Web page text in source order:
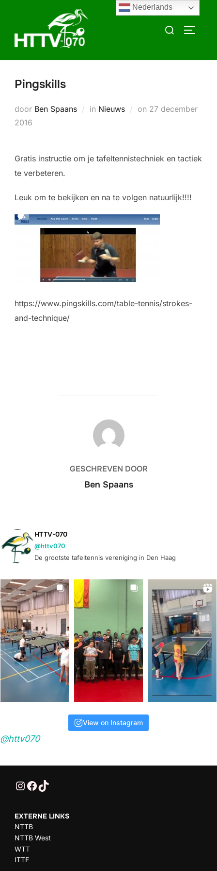
inhoud
Zoek
Pingskills
door Ben Spaans in Nieuws on Geplaatst
27 december
2016
Gratis instructie om je tafeltennistechniek en tactiek
te verbeteren.
Leuk om te bekijken en na te volgen natuurlijk!!!!
https://www.pingskills.com/table-tennis/strokes-
and-technique/
BERICHTAUTEUR
GESCHREVEN DOOR
Ben Spaans
HTTV-070
@httv070
De grootste tafeltennis vereniging in Den Haag
View on Instagram
@httv070
@HTTV070
HTTV-070
HTTV-070
EXTERNE LINKS
NTTB
NTTB West
WTT
ITTF
Nederlands